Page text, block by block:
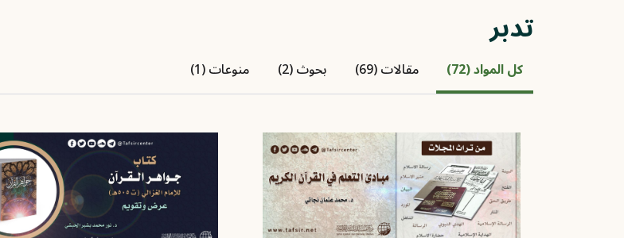
تدبر
كل المواد (72) مقالات (69) بحوث (2) منوعات (1)